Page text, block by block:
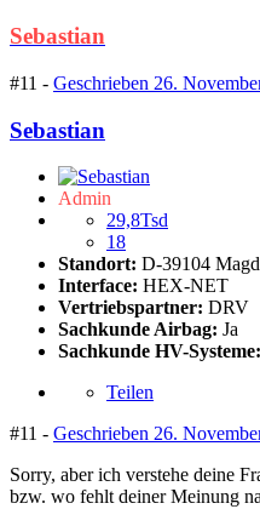
Sebastian
#11 - Geschrieben 26.
Sebastian
Admin
29,8Tsd
18
Standort: D-39104
Interface: HEX-NET
Vertriebspartner: DRV
Sachkunde Airbag: Ja
Sachkunde HV-Systeme:
Teilen
#11 - Geschrieben 26.
Sorry, aber ich verstehe deine
bzw. wo fehlt deiner Meinung